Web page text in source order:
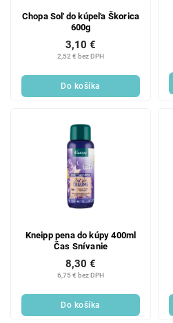
Chopa Soľ do kúpeľa Škorica
600g
2,52 € bez DPH
3,10 €
Do košíka
Kneipp pena do kúpy 400ml
Čas Snívanie
6,75 € bez DPH
8,30 €
Do košíka